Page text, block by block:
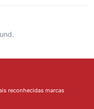
reconhecidas marcas